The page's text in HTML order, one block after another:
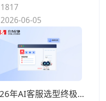
1817
2026-06-05
2026年AI客服选型终极指南：十家主流厂商深度评测与落地实战图谱